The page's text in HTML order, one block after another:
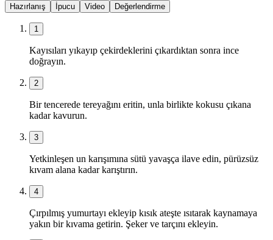
Hazırlanış İpucu Video Değerlendirme
1
Kayısıları yıkayıp çekirdeklerini çıkardıktan sonra ince
doğrayın.
2
Bir tencerede tereyağını eritin, unla birlikte kokusu çıkana
kadar kavurun.
3
Yetkinleşen un karışımına sütü yavaşça ilave edin, pürüzsüz
kıvam alana kadar karıştırın.
4
Çırpılmış yumurtayı ekleyip kısık ateşte ısıtarak kaynamaya
yakın bir kıvama getirin. Şeker ve tarçını ekleyin.